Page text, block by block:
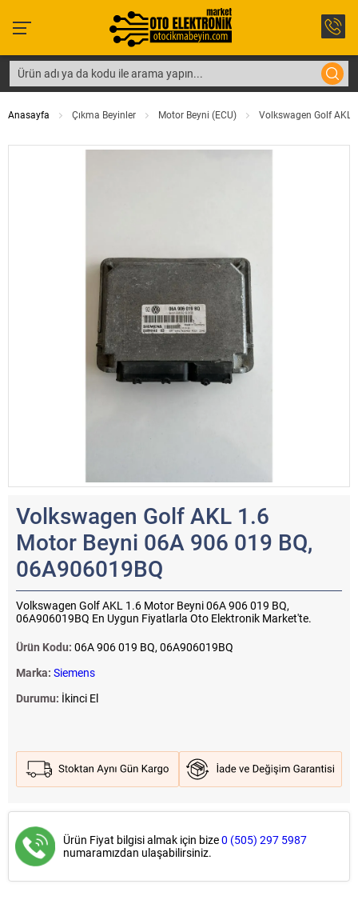
Anasayfa Çıkma Beyinler Motor Beyni (ECU) Volkswagen Golf AKL
Volkswagen Golf AKL 1.6
Motor Beyni 06A 906 019 BQ,
06A906019BQ
Volkswagen Golf AKL 1.6 Motor Beyni 06A 906 019 BQ,
06A906019BQ En Uygun Fiyatlarla Oto Elektronik Market'te.
Ürün Kodu: 06A 906 019 BQ, 06A906019BQ
Marka: Siemens
Durumu: İkinci El
Ürün Fiyat bilgisi almak için bize0 (505) 297 5987
numaramızdan ulaşabilirsiniz.